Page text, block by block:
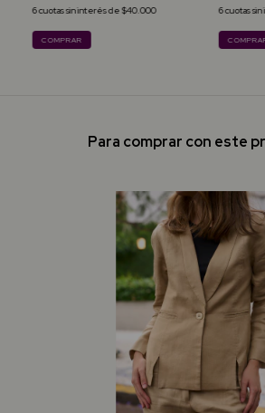
6cuotas sin interés de$40.000
COMPRAR
6cuotas
Para comprar con este